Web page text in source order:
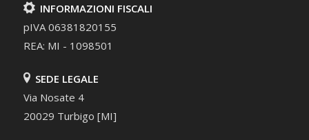
INFORMAZIONI FISCALI
pIVA 06381820155
REA: MI - 1098501
SEDE LEGALE
Via Nosate 4
20029 Turbigo [MI]